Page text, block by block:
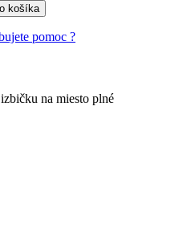
košíka
pomoc ?
na miesto plné